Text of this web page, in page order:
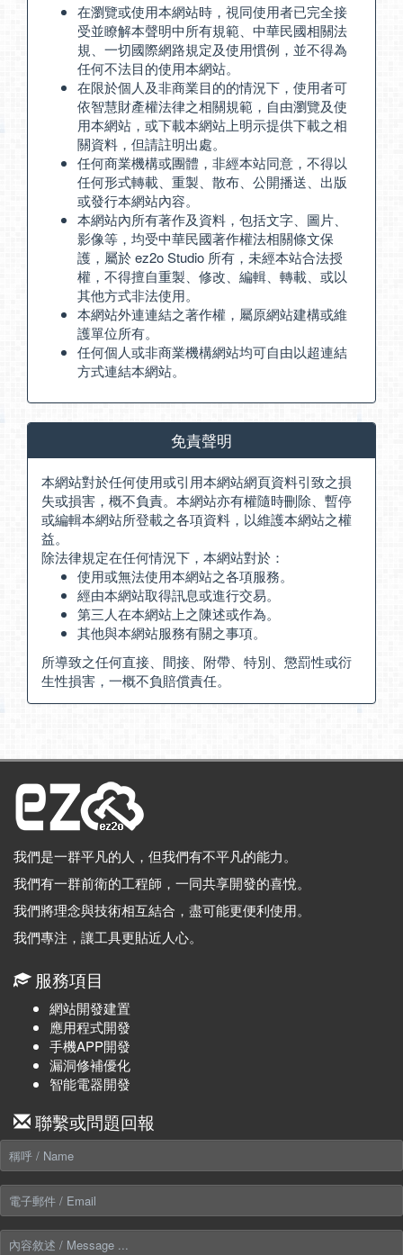
在瀏覽或使用本網站時，視同使用者已完全接
受並瞭解本聲明中所有規範、中華民國相關法
規、一切國際網路規定及使用慣例，並不得為
任何不法目的使用本網站。
在限於個人及非商業目的的情況下，使用者可
依智慧財產權法律之相關規範，自由瀏覽及使
用本網站，或下載本網站上明示提供下載之相
關資料，但請註明出處。
任何商業機構或團體，非經本站同意，不得以
任何形式轉載、重製、散布、公開播送、出版
或發行本網站內容。
本網站內所有著作及資料，包括文字、圖片、
影像等，均受中華民國著作權法相關條文保
護，屬於 ez2o Studio 所有，未經本站合法授
權，不得擅自重製、修改、編輯、轉載、或以
其他方式非法使用。
本網站外連連結之著作權，屬原網站建構或維
護單位所有。
任何個人或非商業機構網站均可自由以超連結
方式連結本網站。
免責聲明
本網站對於任何使用或引用本網站網頁資料引致之損
失或損害，概不負責。本網站亦有權隨時刪除、暫停
或編輯本網站所登載之各項資料，以維護本網站之權
益。
除法律規定在任何情況下，本網站對於：
使用或無法使用本網站之各項服務。
經由本網站取得訊息或進行交易。
第三人在本網站上之陳述或作為。
其他與本網站服務有關之事項。
所導致之任何直接、間接、附帶、特別、懲罰性或衍
生性損害，一概不負賠償責任。
我們是一群平凡的人，但我們有不平凡的能力。
我們有一群前衛的工程師，一同共享開發的喜悅。
我們將理念與技術相互結合，盡可能更便利使用。
我們專注，讓工具更貼近人心。
服務項目
網站開發建置
應用程式開發
手機APP開發
漏洞修補優化
智能電器開發
聯繫或問題回報